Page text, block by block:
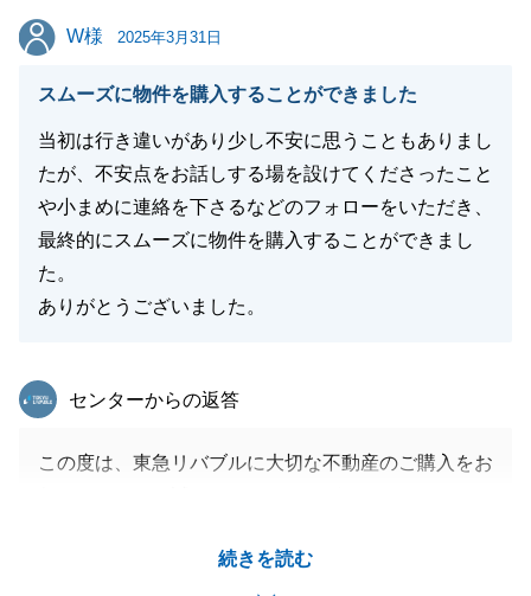
W様
W様 2025年3月31日
スムーズに物件を購入することができました
当初は行き違いがあり少し不安に思うこともありまし
たが、不安点をお話しする場を設けてくださったこと
や小まめに連絡を下さるなどのフォローをいただき、
最終的にスムーズに物件を購入することができまし
た。
ありがとうございました。
続きを読む
東急リバブル
センターからの返答
この度は、東急リバブルに大切な不動産のご購入をお
当初、行き違いがありご不安な思いをさせてしまいま